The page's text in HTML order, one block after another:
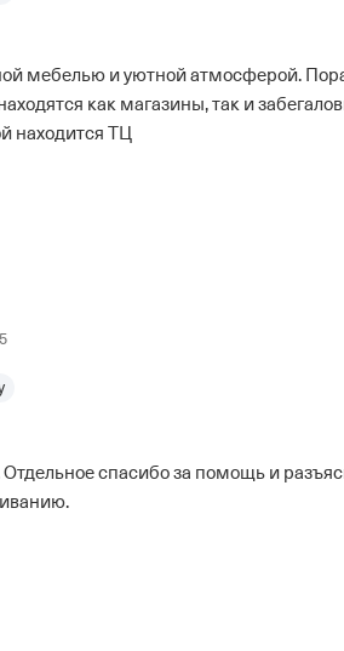
мебелью и уютной атмосферой.
как магазины, так и
находится ТЦ
Отдельное спасибо за помощь и